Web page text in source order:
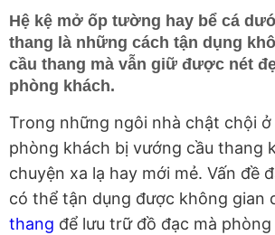
Hệ kệ mở ốp tường hay bể cá
thang là những cách tận dụng
cầu thang mà vẫn giữ được nét
phòng khách.
Trong những ngôi nhà chật chội
phòng khách bị vướng cầu thang
chuyện xa lạ hay mới mẻ. Vấn đề
có thể tận dụng được không gian
thang để lưu trữ đồ đạc mà